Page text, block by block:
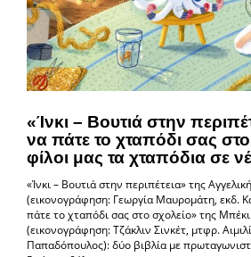
«Ίνκι – Βουτιά στην
να πάτε το χταπόδι σας
φίλοι μας τα χταπόδια σε
«Ίνκι – Βουτιά στην περιπέτεια» της
(εικονογράφηση: Γεωργία Μαυρομάτη, εκδ.
πάτε το χταπόδι σας στο σχολείο» της
(εικονογράφηση: Τζάκλιν Σινκέτ, μτφρ.
Παπαδόπουλος): δύο βιβλία με